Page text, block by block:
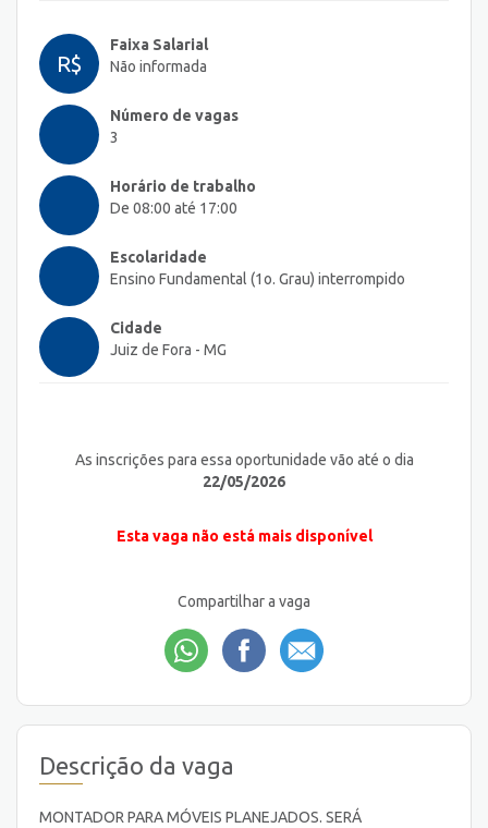
R$
Faixa Salarial
Não informada
Número de vagas
3
Horário de trabalho
De 08:00 até 17:00
Escolaridade
Ensino Fundamental (1o. Grau) interrompido
Cidade
Juiz de Fora - MG
As inscrições para essa oportunidade vão até o dia
22/05/2026
Esta vaga não está mais disponível
Compartilhar a vaga
Descrição da vaga
MONTADOR PARA MÓVEIS PLANEJADOS. SERÁ